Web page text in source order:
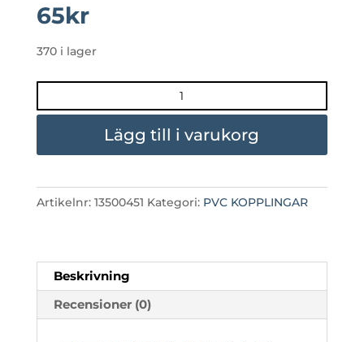
65kr
370 i lager
ADAPTER
1/2"
GÄNGA
INV
GÄNGA
mängd
Lägg till i varukorg
Artikelnr: 13500451 Kategori: PVC KOPPLINGAR
Beskrivning
Recensioner (0)